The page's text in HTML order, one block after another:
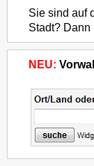
Sie sind auf
Stadt?
NEU: